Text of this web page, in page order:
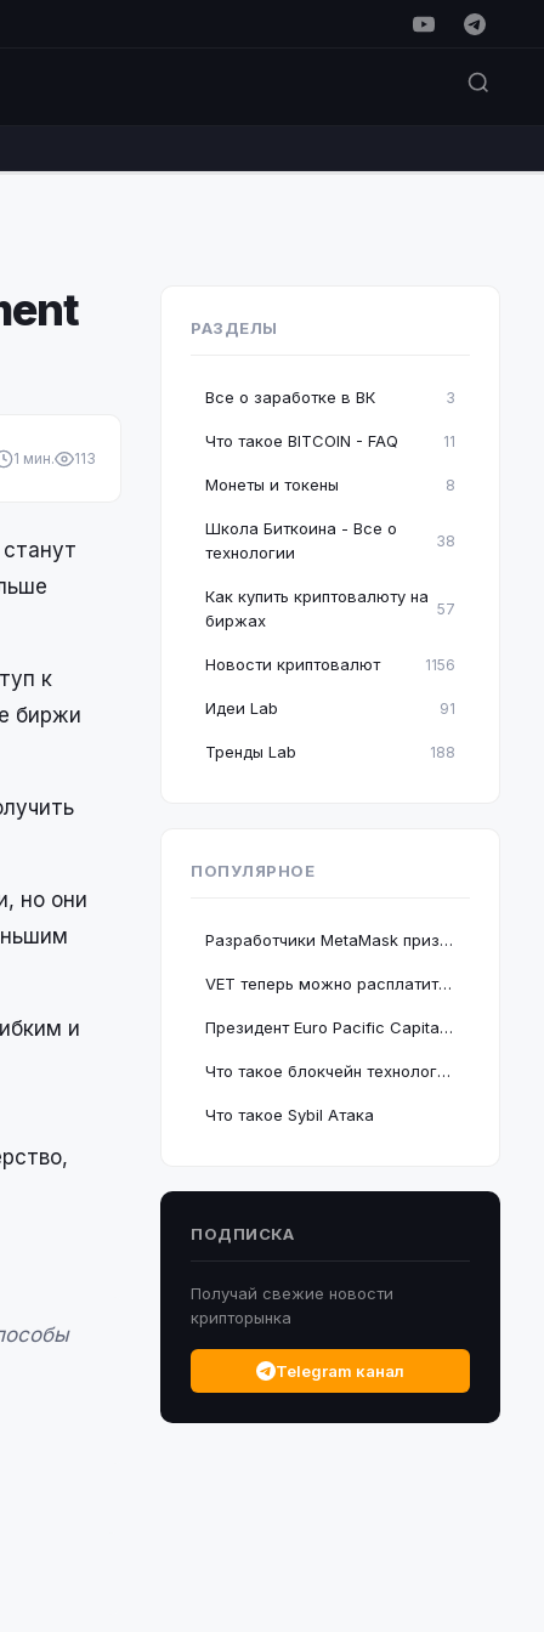
1 мин. 113
к
биржи
но они
и
РАЗДЕЛЫ
Все о заработке в ВК 3
Что такое BITCOIN - FAQ 11
Монеты и токены 8
Школа Биткоина - Все о
технологии
38
Как купить криптовалюту на
биржах
57
Новости криптовалют 1156
Идеи Lab 91
Тренды Lab 188
ПОПУЛЯРНОЕ
Разработчики MetaMask призвали пользователей срочно обновить браузер Google Chrome
VET теперь можно расплатиться в 2 миллионах магазинов, проект подключается к BNB Chain
Президент Euro Pacific Capital заявил, что крах криптовалютного рынка полезен для экономики
Что такое блокчейн технология: принцип работы и краткое руководство
Что такое Sybil Атака
ПОДПИСКА
Получай свежие новости
крипторынка
Telegram канал